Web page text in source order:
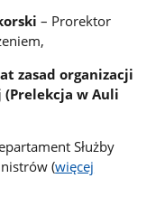
– Prorektor
zasad organizacji
w Auli
Służby
(więcej